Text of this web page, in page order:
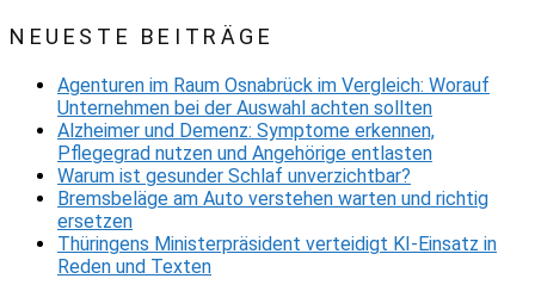
NEUESTE BEITRÄGE
Agenturen im Raum Osnabrück im Vergleich: Worauf
Unternehmen bei der Auswahl achten sollten
Alzheimer und Demenz: Symptome erkennen,
Pflegegrad nutzen und Angehörige entlasten
Warum ist gesunder Schlaf unverzichtbar?
Bremsbeläge am Auto verstehen warten und richtig
ersetzen
Thüringens Ministerpräsident verteidigt KI-Einsatz in
Reden und Texten